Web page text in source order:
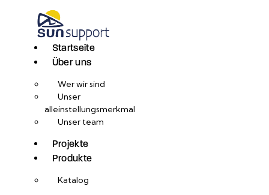
Startseite
Über uns
Wer wir sind
Unser
alleinstellungsmerkmal
Unser team
Projekte
Produkte
Katalog